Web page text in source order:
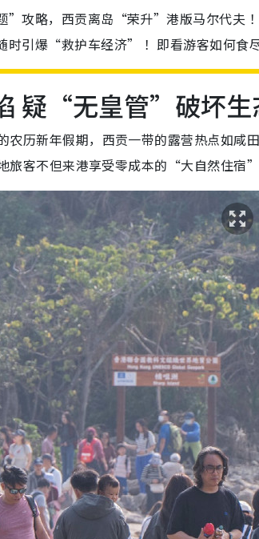
”攻略，西贡离岛“荣升”港版马尔代夫
时引爆“救护车经济” ！即看游客如何食
疑“无皇管”破坏生
农历新年假期，西贡一带的露营热点如
旅客不但来港享受零成本的“大自然住